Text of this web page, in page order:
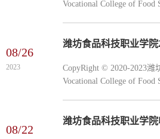
Vocational College of Food
08/26
2023
CopyRight © 2020-2023潍
Vocational College of Food
08/22
潍坊食品科技职业学